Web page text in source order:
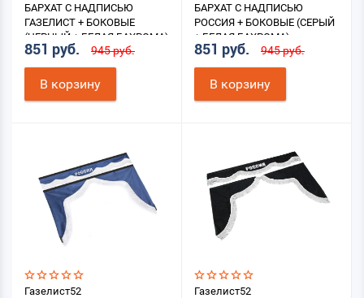
БАРХАТ С НАДПИСЬЮ
ГАЗЕЛИСТ + БОКОВЫЕ
(ЧЕРНЫЙ + БЕЛАЯ БАХРОМА)
851 руб. 945 руб.
В корзину
БАРХАТ С НАДПИСЬЮ
РОССИЯ + БОКОВЫЕ (СЕРЫЙ
+ БЕЛАЯ БАХРОМА)
851 руб. 945 руб.
В корзину
Газелист52
Газелист52